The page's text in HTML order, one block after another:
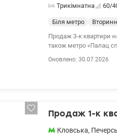
Трикімнатна 60/
Біля метро
Продаж 3-к квартири
також метро «Палац
Оновлено: 30.07.2026
Продаж 1-к
Кловська,